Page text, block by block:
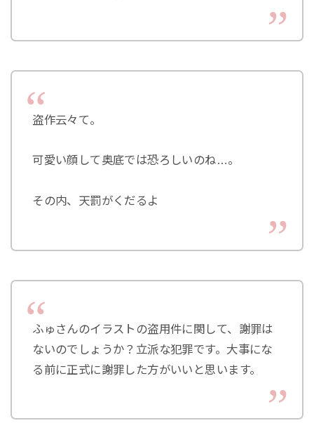
盗作云々て。
可愛い顔して奥底では恐ろしいのね…。
その内、天罰がくだるよ
ふゅさんのイラストの盗用件に関して、謝罪は
ないのでしょうか？立派な犯罪です。大事にな
る前に正式に謝罪した方がいいと思います。